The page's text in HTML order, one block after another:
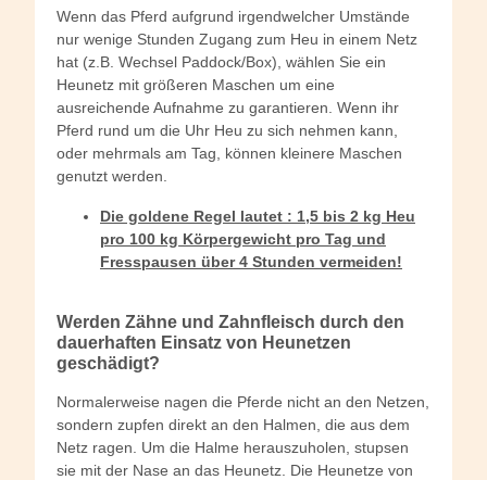
Wenn das Pferd aufgrund irgendwelcher Umstände
nur wenige Stunden Zugang zum Heu in einem Netz
hat (z.B. Wechsel Paddock/Box), wählen Sie ein
Heunetz mit größeren Maschen um eine
ausreichende Aufnahme zu garantieren. Wenn ihr
Pferd rund um die Uhr Heu zu sich nehmen kann,
oder mehrmals am Tag, können kleinere Maschen
genutzt werden.
Die goldene Regel lautet : 1,5 bis 2 kg Heu
pro 100 kg Körpergewicht pro Tag und
Fresspausen über 4 Stunden vermeiden!
Werden Zähne und Zahnfleisch durch den
dauerhaften Einsatz von Heunetzen
geschädigt?
Normalerweise nagen die Pferde nicht an den Netzen,
sondern zupfen direkt an den Halmen, die aus dem
Netz ragen. Um die Halme herauszuholen, stupsen
sie mit der Nase an das Heunetz. Die Heunetze von